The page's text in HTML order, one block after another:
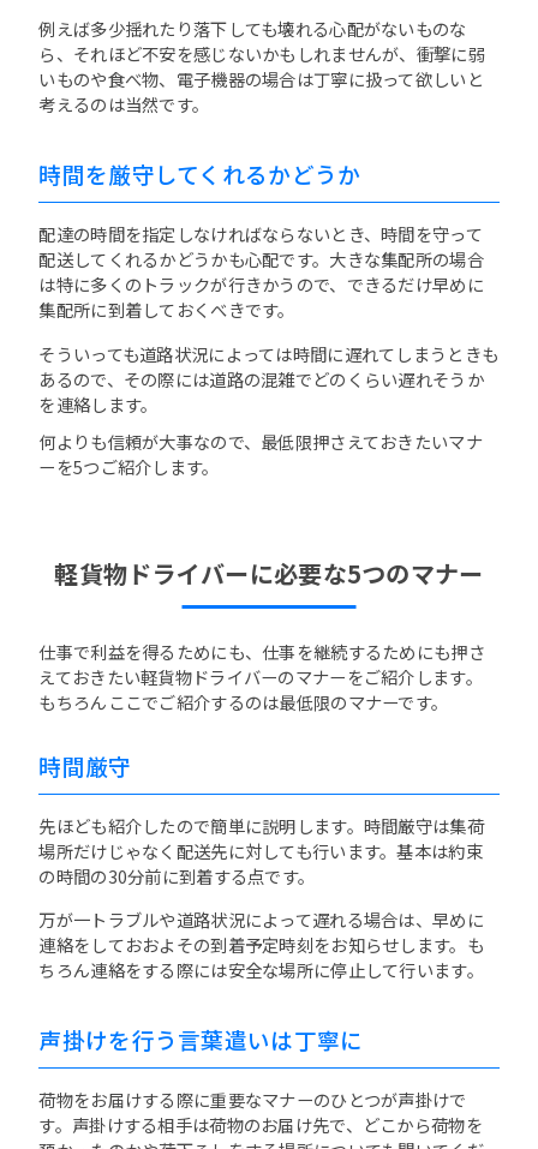
例えば多少揺れたり落下しても壊れる心配がないものな
ら、それほど不安を感じないかもしれませんが、衝撃に弱
いものや食べ物、電子機器の場合は丁寧に扱って欲しいと
考えるのは当然です。
時間を厳守してくれるかどうか
配達の時間を指定しなければならないとき、時間を守って
配送してくれるかどうかも心配です。大きな集配所の場合
は特に多くのトラックが行きかうので、できるだけ早めに
集配所に到着しておくべきです。
そういっても道路状況によっては時間に遅れてしまうときも
あるので、その際には道路の混雑でどのくらい遅れそうか
を連絡します。
何よりも信頼が大事なので、最低限押さえておきたいマナ
ーを5つご紹介します。
軽貨物ドライバーに必要な5つのマナー
仕事で利益を得るためにも、仕事を継続するためにも押さ
えておきたい軽貨物ドライバーのマナーをご紹介します。
もちろんここでご紹介するのは最低限のマナーです。
時間厳守
先ほども紹介したので簡単に説明します。時間厳守は集荷
場所だけじゃなく配送先に対しても行います。基本は約束
の時間の30分前に到着する点です。
万が一トラブルや道路状況によって遅れる場合は、早めに
連絡をしておおよその到着予定時刻をお知らせします。も
ちろん連絡をする際には安全な場所に停止して行います。
声掛けを行う言葉遣いは丁寧に
荷物をお届けする際に重要なマナーのひとつが声掛けで
す。声掛けする相手は荷物のお届け先で、どこから荷物を